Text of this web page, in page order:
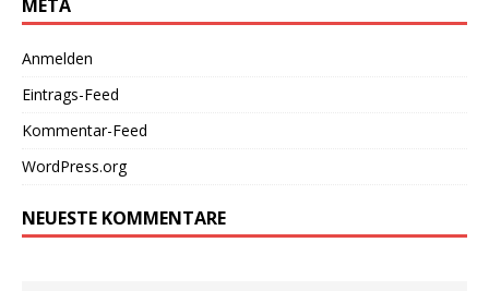
META
Anmelden
Eintrags-Feed
Kommentar-Feed
WordPress.org
NEUESTE KOMMENTARE